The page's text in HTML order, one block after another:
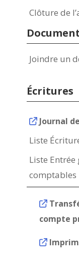
Clôture de
Joindre un
Écritures
Journal
Liste
Liste Entrée
comptables
compte